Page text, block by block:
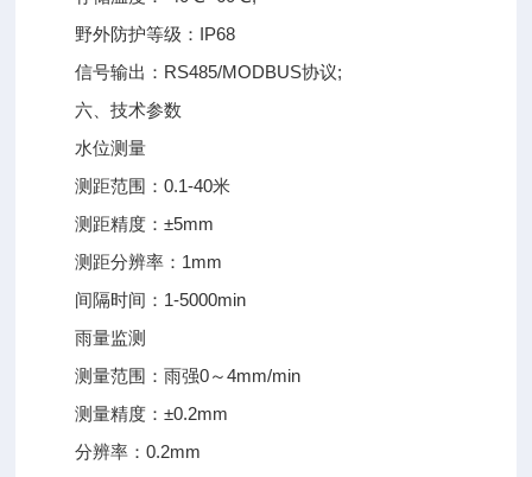
野外防护等级：IP68
信号输出：RS485/MODBUS协议;
六、技术参数
水位测量
测距范围：0.1-40米
测距精度：±5mm
测距分辨率：1mm
间隔时间：1-5000min
雨量监测
测量范围：雨强0～4mm/min
测量精度：±0.2mm
分辨率：0.2mm